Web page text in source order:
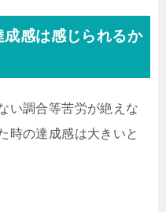
感は感じられるか
い調合等苦労が絶えな
時の達成感は大きいと